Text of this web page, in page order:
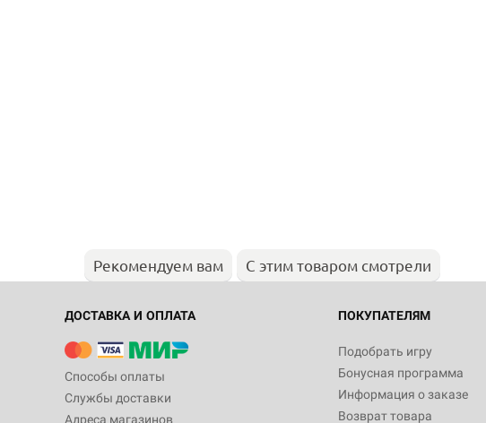
Рекомендуем вам С этим товаром смотрели
ДОСТАВКА И ОПЛАТА
Способы оплаты
Службы доставки
Адреса магазинов
ПОКУПАТЕЛЯМ
Подобрать игру
Бонусная программа
Информация о заказе
Возврат товара